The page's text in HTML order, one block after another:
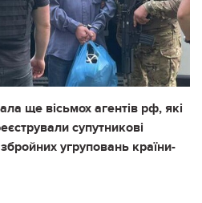
ще вісьмох агентів рф, які
супутникові
угруповань країни-